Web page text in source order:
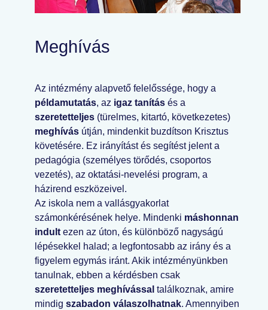
Meghívás
Az intézmény alapvető felelőssége, hogy a
példamutatás, az igaz tanítás és a
szeretetteljes (türelmes, kitartó, következetes)
meghívás útján, mindenkit buzdítson Krisztus
követésére. Ez irányítást és segítést jelent a
pedagógia (személyes törődés, csoportos
vezetés), az oktatási-nevelési program, a
házirend eszközeivel.
Az iskola nem a vallásgyakorlat
számonkérésének helye. Mindenki máshonnan
indultezen az úton, és különböző nagyságú
lépésekkel halad; a legfontosabb az irány és a
figyelem egymás iránt. Akik intézményünkben
tanulnak, ebben a kérdésben csak
szeretetteljes meghívással találkoznak, amire
mindig szabadon válaszolhatnak. Amennyiben